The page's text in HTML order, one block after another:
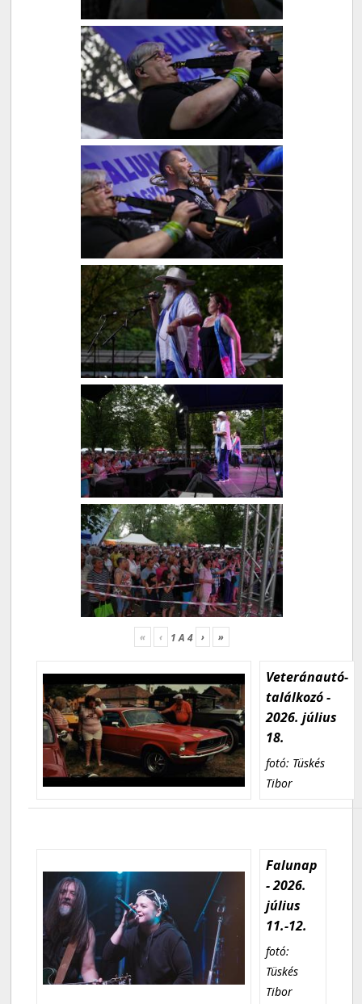
« ‹ 1A 4 › »
Veteránautó-
találkozó -
2026. július
18.
fotó: Tüskés
Tibor
Falunap
- 2026.
július
11.-12.
fotó:
Tüskés
Tibor